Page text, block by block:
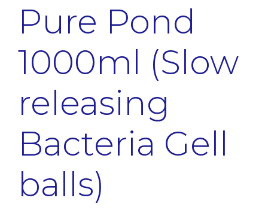
Pure Pond
1000ml (Slow
releasing
Bacteria Gell
balls)